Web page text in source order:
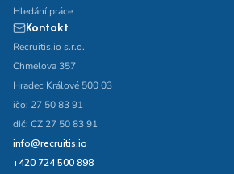
Hledání práce
Kontakt
Recruitis.io s.r.o.
Chmelova 357
Hradec Králové 500 03
ičo: 27 50 83 91
dič: CZ 27 50 83 91
info@recruitis.io
+420 724 500 898